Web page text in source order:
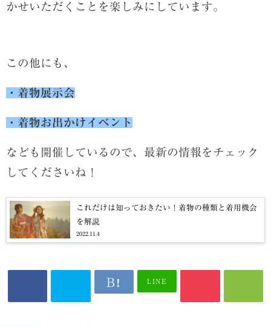
かせいただくことを楽しみにしています。
この他にも、
・着物展示会
・着物お出かけイベント
なども開催しているので、最新の情報をチェック
してくださいね！
これだけは知っておきたい！着物の種類と着用機会
を解説
2022.11.4
LINE